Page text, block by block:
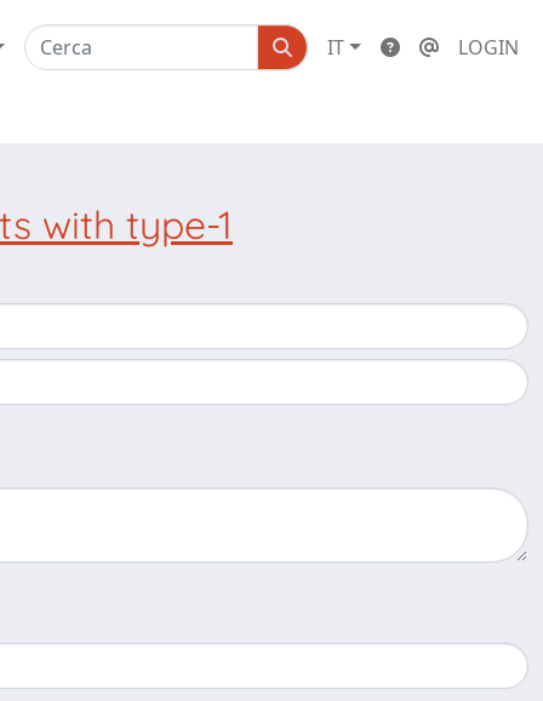
IT LOGIN
with type-1